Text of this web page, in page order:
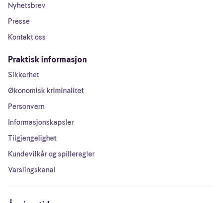
Nyhetsbrev
Presse
Kontakt oss
Praktisk informasjon
Sikkerhet
Økonomisk kriminalitet
Personvern
Informasjonskapsler
Tilgjengelighet
Kundevilkår og spilleregler
Varslingskanal